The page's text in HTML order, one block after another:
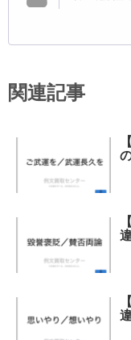
関連記事